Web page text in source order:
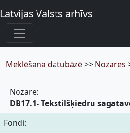
Latvijas Valsts arhīvs
Meklēšana datubāzē>> Nozares
Nozare:
DB17.1- Tekstilšķiedru
Fondi: